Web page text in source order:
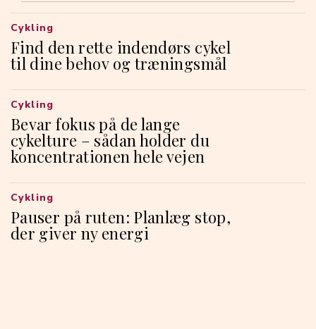
Find den rette indendørs cykel
til dine behov og træningsmål
Cykling
Bevar fokus på de lange
cykelture – sådan holder du
koncentrationen hele vejen
Cykling
Pauser på ruten: Planlæg stop,
der giver ny energi
Cykling